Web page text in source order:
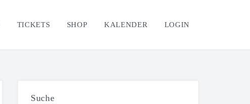
TICKETS SHOP KALENDER LOGIN
Suche